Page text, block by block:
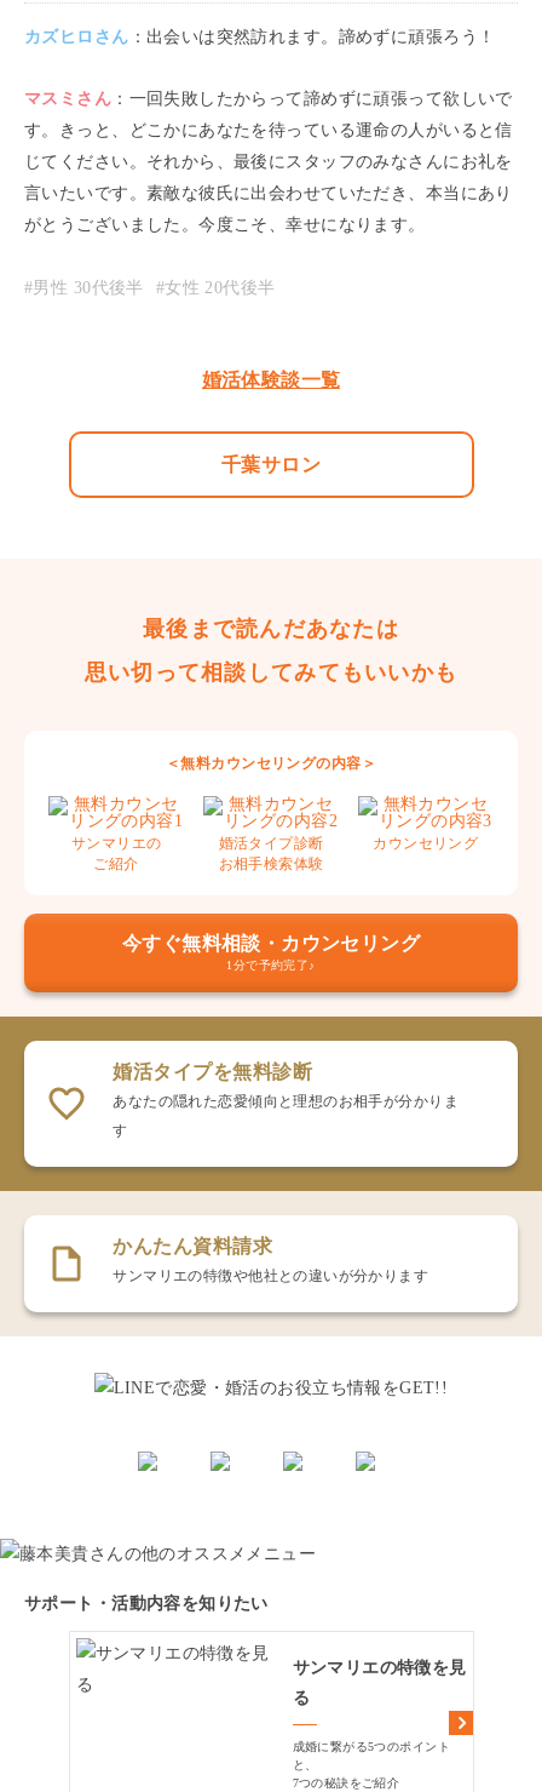
カズヒロ さん ： 出会いは突然訪れます。諦めずに頑張ろう！
マスミ さん ： 一回失敗したからって諦めずに頑張って欲しいで
す。きっと、どこかにあなたを待っている運命の人がいると信
じてください。それから、最後にスタッフのみなさんにお礼を
言いたいです。素敵な彼氏に出会わせていただき、本当にあり
がとうございました。今度こそ、幸せになります。
#男性 30代後半 #女性20代後半
婚活体験談一覧
千葉サロン
最後まで読んだあなたは
思い切って相談してみてもいいかも
＜無料カウンセリングの内容＞
サンマリエの
ご紹介
婚活タイプ診断
お相手検索体験
カウンセリング
今すぐ無料相談・カウンセリング
1分で予約完了♪
婚活タイプを無料診断
あなたの隠れた恋愛傾向と理想のお相手が分かりま
す
かんたん資料請求
サンマリエの特徴や他社との違いが分かります
サポート・活動内容を知りたい
サンマリエの特徴を見
る
成婚に繋がる5つのポイント
と、
7つの秘訣をご紹介